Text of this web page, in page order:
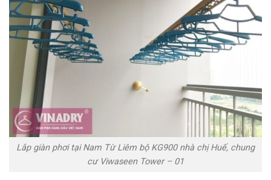
Lắp giàn phơi tại Nam Từ Liêm bộ KG900 nhà chị Huế, chung
cư Viwaseen Tower – 01